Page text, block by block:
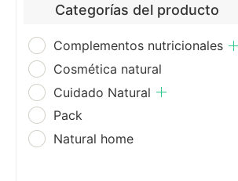
Categorías del producto
Complementos nutricionales
Cosmética natural
Cuidado Natural
Pack
Natural home